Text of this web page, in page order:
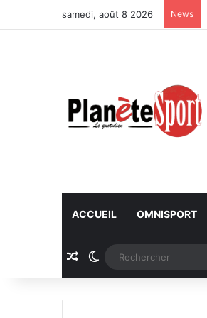
samedi, août 8 2026 News
ACCUEIL OMNISPORT
Article Aléatoire
Switch skin